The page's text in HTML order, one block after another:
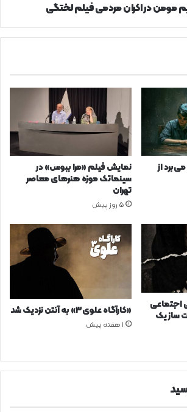
مومن در اکران مردمی فیلم لختگی
از
نمایش فیلم «مرا ببوس» در
سینماتک موزه هنرهای معاصر
تهران
5 روز پیش
اجتماعی
ساز یک
«کارآگاه علوی۳» به آنتن نزدیک شد
1 هفته پیش